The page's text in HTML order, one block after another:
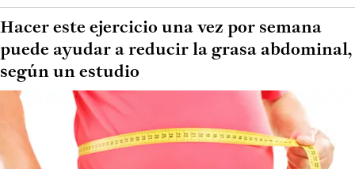
Hacer este ejercicio una vez por semana
puede ayudar a reducir la grasa abdominal,
según un estudio